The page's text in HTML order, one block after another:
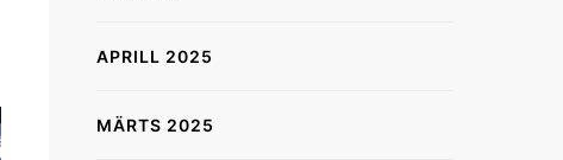
APRILL 2025
MÄRTS 2025